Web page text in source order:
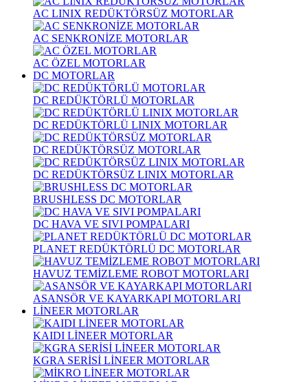
AC LINIX REDÜKTÖRSÜZ MOTORLAR
AC SENKRONİZE MOTORLAR
AC ÖZEL MOTORLAR
DC MOTORLAR
DC REDÜKTÖRLÜ MOTORLAR
DC REDÜKTÖRLÜ LINIX MOTORLAR
DC REDÜKTÖRSÜZ MOTORLAR
DC REDÜKTÖRSÜZ LINIX MOTORLAR
BRUSHLESS DC MOTORLAR
DC HAVA VE SIVI POMPALARI
PLANET REDÜKTÖRLÜ DC MOTORLAR
HAVUZ TEMİZLEME ROBOT MOTORLARI
ASANSÖR VE KAYARKAPI MOTORLARI
LİNEER MOTORLAR
KAIDI LİNEER MOTORLAR
KGRA SERİSİ LİNEER MOTORLAR